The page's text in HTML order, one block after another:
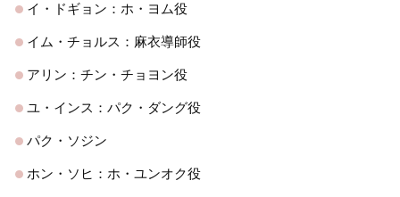
イ・ドギョン：ホ・ヨム役
イム・チョルス：麻衣導師役
アリン：チン・チョヨン役
ユ・インス：パク・ダング役
パク・ソジン
ホン・ソヒ：ホ・ユンオク役